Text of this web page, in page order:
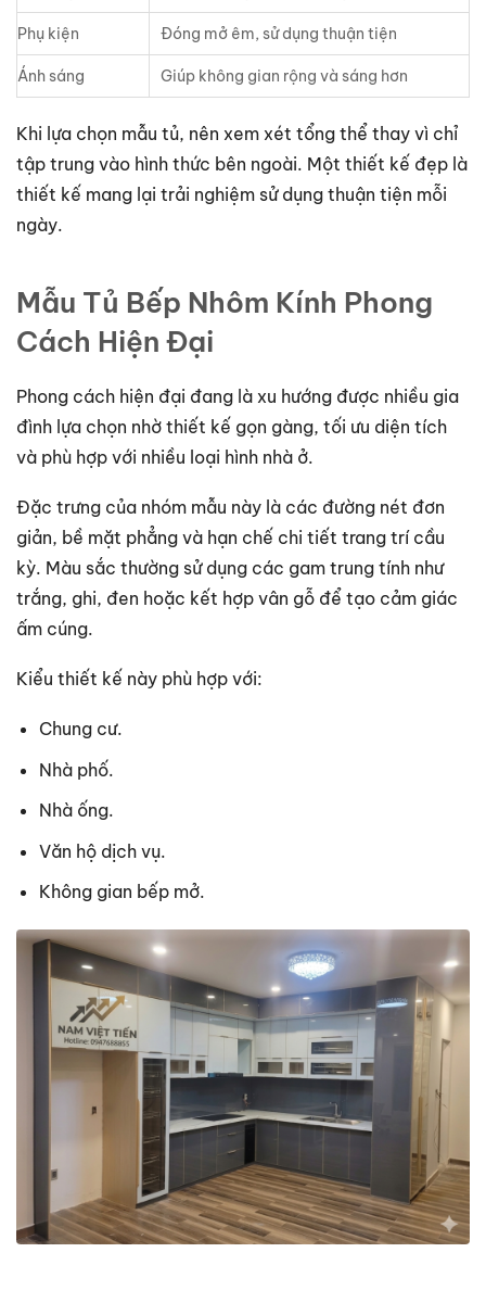
Phụ kiện Đóng mở êm, sử dụng thuận tiện
Ánh sáng Giúp không gian rộng và sáng hơn
Khi lựa chọn mẫu tủ, nên xem xét tổng thể thay vì chỉ
tập trung vào hình thức bên ngoài. Một thiết kế đẹp là
thiết kế mang lại trải nghiệm sử dụng thuận tiện mỗi
ngày.
Mẫu Tủ Bếp Nhôm Kính Phong
Cách Hiện Đại
Phong cách hiện đại đang là xu hướng được nhiều gia
đình lựa chọn nhờ thiết kế gọn gàng, tối ưu diện tích
và phù hợp với nhiều loại hình nhà ở.
Đặc trưng của nhóm mẫu này là các đường nét đơn
giản, bề mặt phẳng và hạn chế chi tiết trang trí cầu
kỳ. Màu sắc thường sử dụng các gam trung tính như
trắng, ghi, đen hoặc kết hợp vân gỗ để tạo cảm giác
ấm cúng.
Kiểu thiết kế này phù hợp với:
Chung cư.
Nhà phố.
Nhà ống.
Văn hộ dịch vụ.
Không gian bếp mở.